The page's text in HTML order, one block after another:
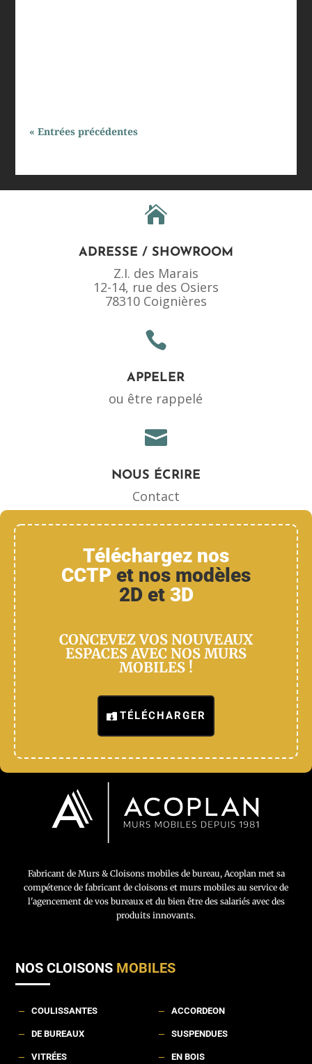
« Entrées précédentes

ADRESSE / SHOWROOM
Z.I. des Marais
12-14, rue des Osiers
78310 Coignières

APPELER
ou être rappelé

NOUS ÉCRIRE
Contact
Téléchargez nos
CCTP et nos modèles
2D et 3D
CONCEVEZ VOS NOUVEAUX
ESPACES AVEC NOS MURS
MOBILES !
TÉLÉCHARGER
Fabricant de Murs & Cloisons mobiles de bureau, Acoplan met sa
compétence de fabricant de cloisons et murs mobiles au service de
l'agencement de vos bureaux et du bien être des salariés avec des
produits innovants.
NOS CLOISONS MOBILES
K COULISSANTES K ACCORDEON
K DE BUREAUX K SUSPENDUES
K VITRÉES K EN BOIS